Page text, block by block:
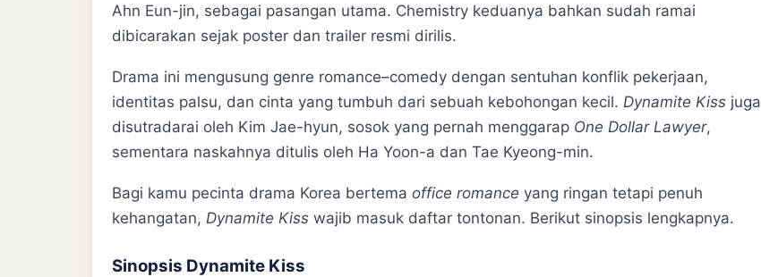
Ahn Eun-jin, sebagai pasangan utama. Chemistry keduanya bahkan sudah ramai
dibicarakan sejak poster dan trailer resmi dirilis.
Drama ini mengusung genre romance–comedy dengan sentuhan konflik pekerjaan,
identitas palsu, dan cinta yang tumbuh dari sebuah kebohongan kecil. Dynamite Kiss juga
disutradarai oleh Kim Jae-hyun, sosok yang pernah menggarap One Dollar Lawyer,
sementara naskahnya ditulis oleh Ha Yoon-a dan Tae Kyeong-min.
Bagi kamu pecinta drama Korea bertema office romance yang ringan tetapi penuh
kehangatan, Dynamite Kiss wajib masuk daftar tontonan. Berikut sinopsis lengkapnya.
Sinopsis Dynamite Kiss